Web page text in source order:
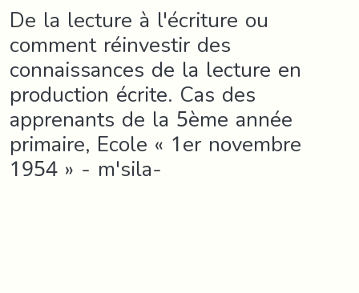
De la lecture à l'écriture ou
comment réinvestir des
connaissances de la lecture en
production écrite. Cas des
apprenants de la 5ème année
primaire, Ecole « 1er novembre
1954 » - m'sila-